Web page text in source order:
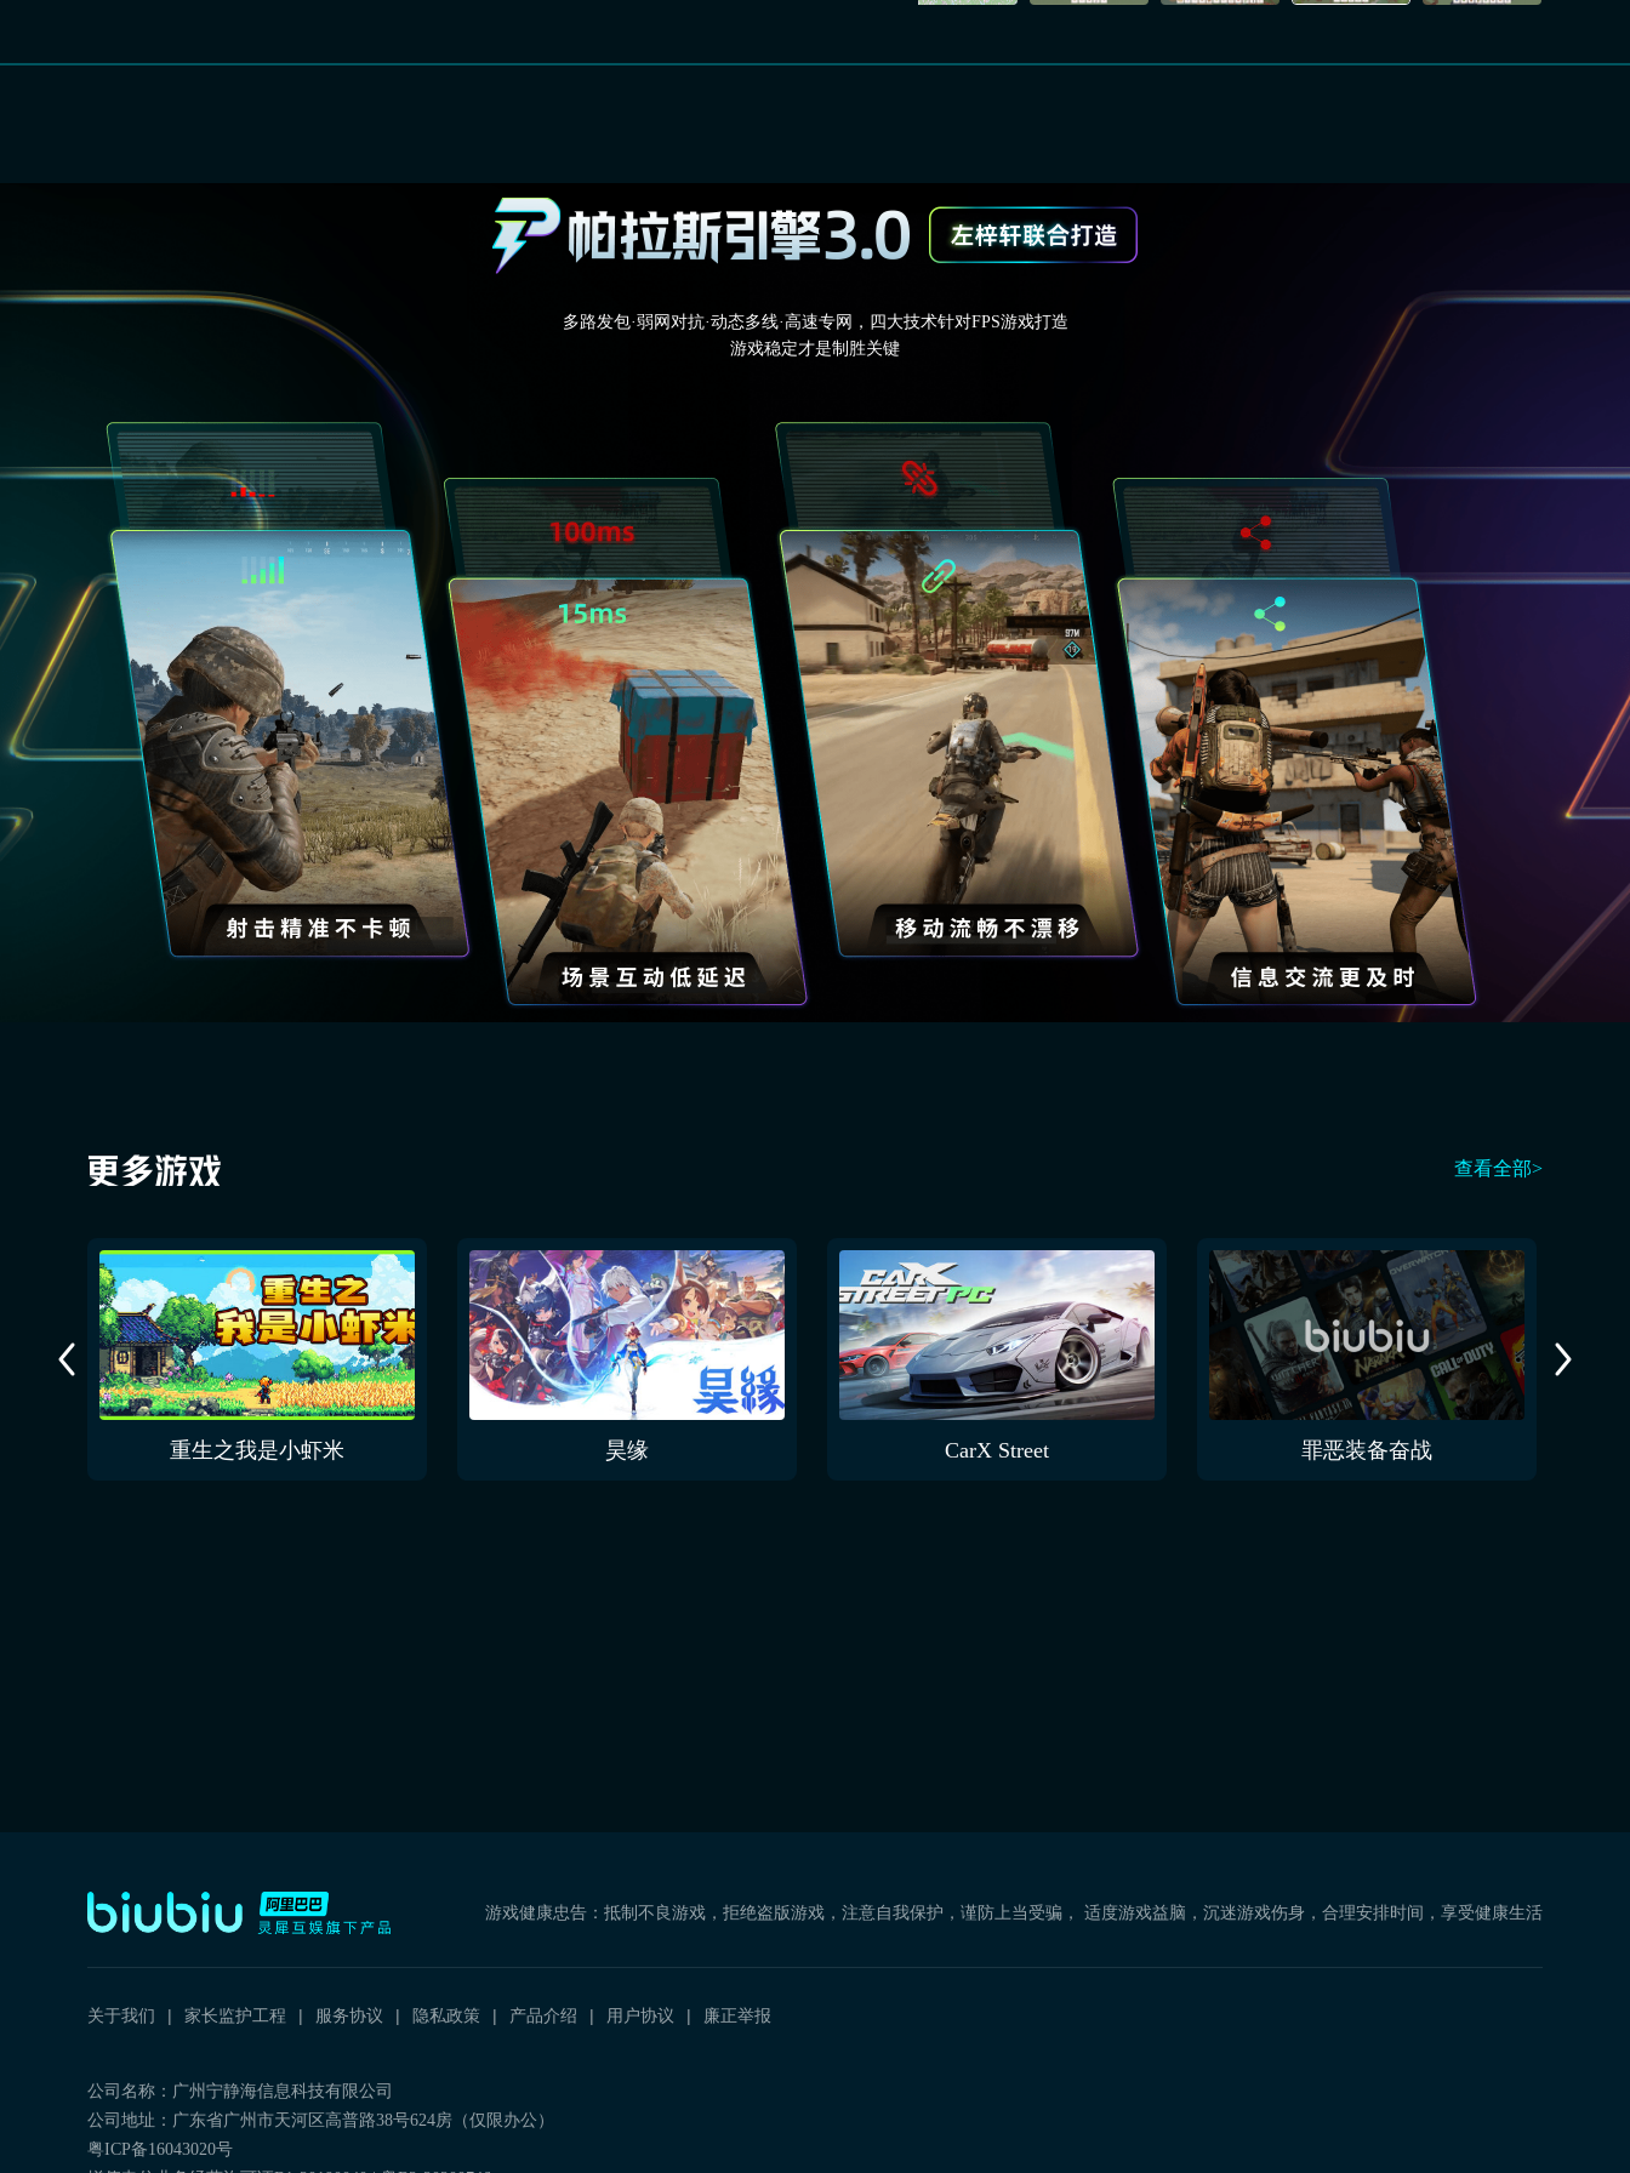
多路发包·弱网对抗·动态多线·高速专网，四大技术针对FPS游戏打造
游戏稳定才是制胜关键
查看全部>
重生之我是小虾米 昊缘 CarX Street 罪恶装备奋战
游戏健康忠告：抵制不良游戏，拒绝盗版游戏，注意自我保护，谨防上当受骗， 适度游戏益脑，沉迷游戏伤身，合理安排时间，享受健康生活
关于我们 家长监护工程 服务协议 隐私政策 产品介绍 用户协议 廉正举报
公司名称：广州宁静海信息科技有限公司
公司地址：广东省广州市天河区高普路38号624房（仅限办公）
粤ICP备16043020号